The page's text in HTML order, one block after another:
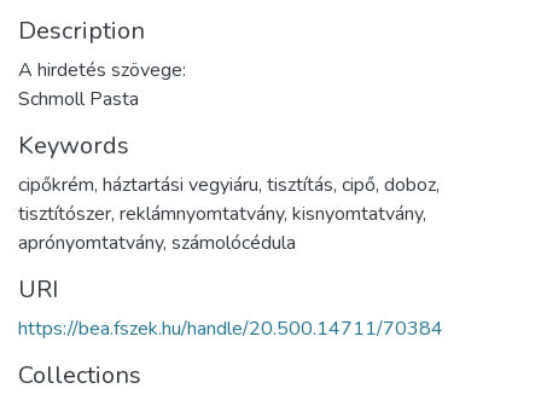
Description
A hirdetés szövege:
Schmoll Pasta
Keywords
cipőkrém, háztartási vegyiáru, tisztítás, cipő, doboz,
tisztítószer, reklámnyomtatvány, kisnyomtatvány,
aprónyomtatvány, számolócédula
URI
https://bea.fszek.hu/handle/20.500.14711/70384
Collections